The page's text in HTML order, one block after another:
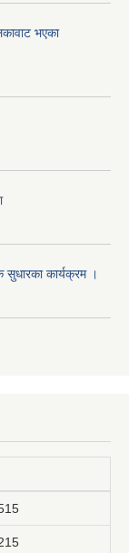
भएका
सुधारका कार्यक्रम ।